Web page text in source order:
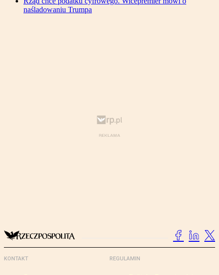
naśladowaniu Trumpa
KONTAKT REGULAMIN